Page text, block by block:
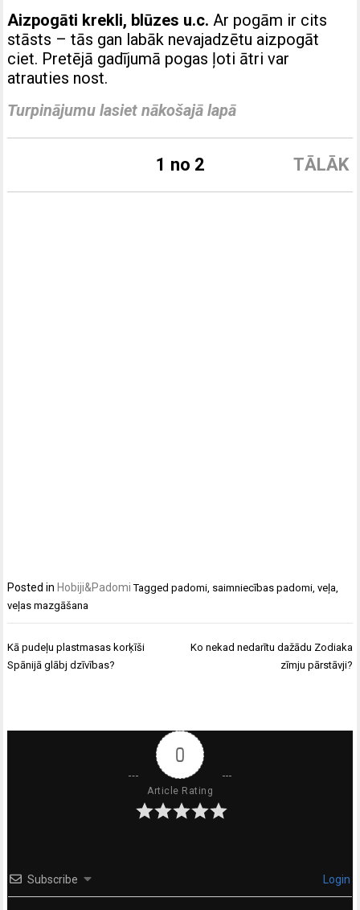
Aizpogāti krekli, blūzes u.c. Ar pogām ir cits
stāsts – tās gan labāk nevajadzētu aizpogāt
ciet. Pretējā gadījumā pogas ļoti ātri var
atrauties nost.
Turpinājumu lasiet nākošajā lapā
TĀLĀK
1 no 2
Posted inHobiji&Padomi Taggedpadomi saimniecības padomi ,veļa
veļas mazgāšana
Ziņu
izvēlne
Kā pudeļu plastmasas korķīši
Spānijā glābj dzīvības?
Ko nekad nedarītu dažādu Zodiaka
zīmju pārstāvji?
0
Article Rating
Subscribe Login